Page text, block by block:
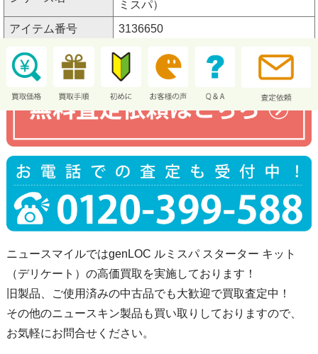
ミスパ）
アイテム番号
3136650
ニュースマイルではgenLOC ルミスパ スターター キット
（デリケート）の高価買取を実施しております！
旧製品、ご使用済みの中古品でも大歓迎で買取査定中！
その他のニュースキン製品も買い取りしておりますので、
お気軽にお問合せください。